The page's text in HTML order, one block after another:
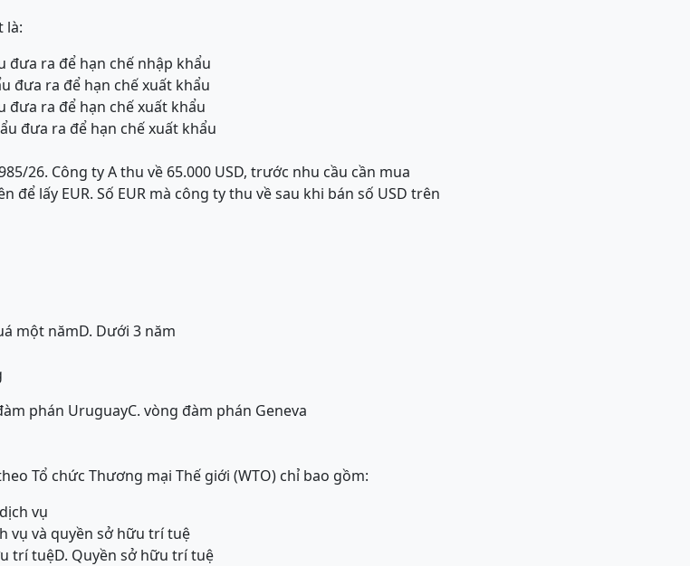
là:
đưa ra để hạn chế nhập khẩu
đưa ra để hạn chế xuất khẩu
đưa ra để hạn chế xuất khẩu
đưa ra để hạn chế xuất khẩu
26. Công ty A thu về 65.000 USD, trước nhu cầu cần mua
để lấy EUR. Số EUR mà công ty thu về sau khi bán số USD trên
một nămD. Dưới 3 năm
phán UruguayC. vòng đàm phán Geneva
Tổ chức Thương mại Thế giới (WTO) chỉ bao gồm:
vụ
vụ và quyền sở hữu trí tuệ
trí tuệD. Quyền sở hữu trí tuệ